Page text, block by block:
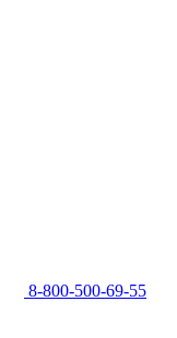
8-800-500-69-55